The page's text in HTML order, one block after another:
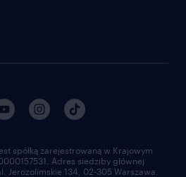
spółką zarejestrowaną w Krajowym
Adres siedziby głównej
Jerozolimskie 134, 02-305 Warszawa.